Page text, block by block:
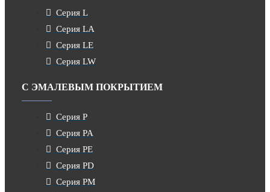
Серия L
Серия LA
Серия LE
Серия LW
С ЭМАЛЕВЫМ ПОКРЫТИЕМ
Серия P
Серия PA
Серия PE
Серия PD
Серия PM